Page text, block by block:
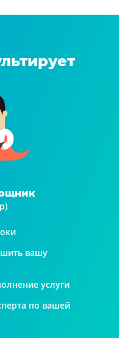
вашу
услуги
по вашей